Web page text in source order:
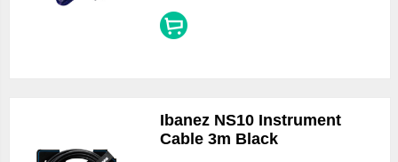
Ibanez NS10 Instrument
Cable 3m Black